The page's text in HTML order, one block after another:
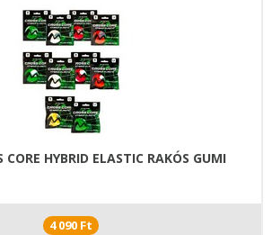
CORE HYBRID ELASTIC RAKÓS GUMI
4 090 Ft